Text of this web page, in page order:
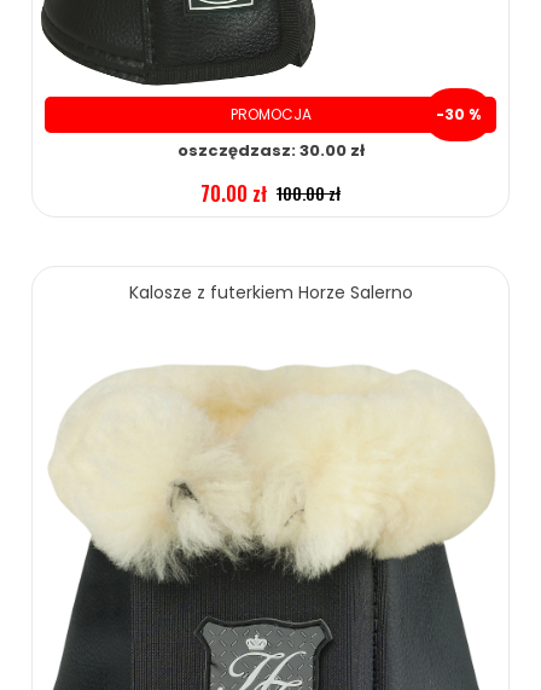
PROMOCJA -30 %
oszczędzasz: 30.00 zł
70.00 zł 100.00 zł
ZOBACZ WIĘCEJ
Kalosze z futerkiem Horze Salerno